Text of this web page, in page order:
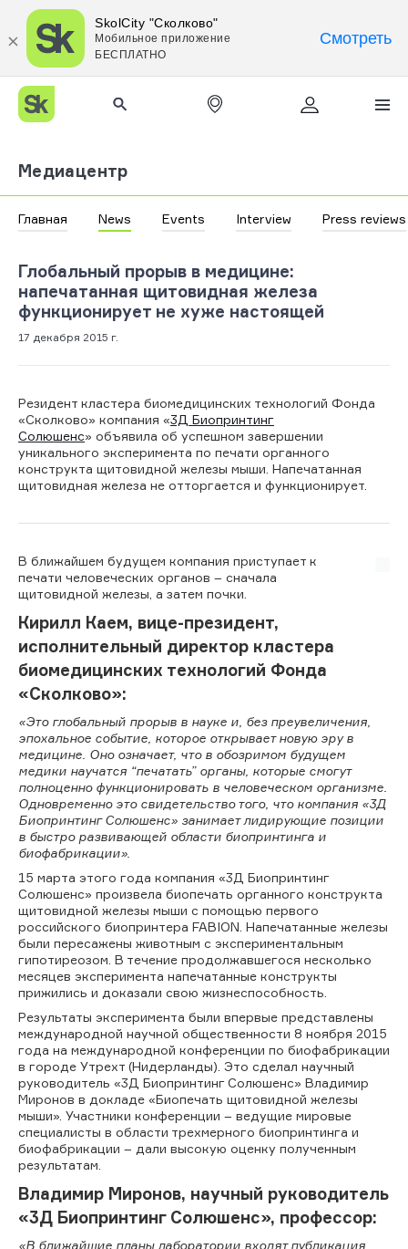
SkolCity "Сколково"
Мобильное приложение
БЕСПЛАТНО
Смотреть
Медиацентр
Главная News Events Interview Press reviews
Глобальный прорыв в медицине:
напечатанная щитовидная железа
функционирует не хуже настоящей
17 декабря 2015 г.
Резидент кластера биомедицинских технологий Фонда
«Сколково» компания «3Д Биопринтинг
Солюшенс» объявила об успешном завершении
уникального эксперимента по печати органного
конструкта щитовидной железы мыши. Напечатанная
щитовидная железа не отторгается и функционирует.
В ближайшем будущем компания приступает к
печати человеческих органов – сначала
щитовидной железы, а затем почки.
Кирилл Каем, вице-президент,
исполнительный директор кластера
биомедицинских технологий Фонда
«Сколково»:
«Это глобальный прорыв в науке и, без преувеличения,
эпохальное событие, которое открывает новую эру в
медицине. Оно означает, что в обозримом будущем
медики научатся “печатать” органы, которые смогут
полноценно функционировать в человеческом организме.
Одновременно это свидетельство того, что компания «3Д
Биопринтинг Солюшенс» занимает лидирующие позиции
в быстро развивающей области биопринтинга и
биофабрикации».
15 марта этого года компания «3Д Биопринтинг
Солюшенс» произвела биопечать органного конструкта
щитовидной железы мыши с помощью первого
российского биопринтера FABION. Напечатанные железы
были пересажены животным с экспериментальным
гипотиреозом. В течение продолжавшегося несколько
месяцев эксперимента напечатанные конструкты
прижились и доказали свою жизнеспособность.
Результаты эксперимента были впервые представлены
международной научной общественности 8 ноября 2015
года на международной конференции по биофабрикации
в городе Утрехт (Нидерланды). Это сделал научный
руководитель «3Д Биопринтинг Солюшенс» Владимир
Миронов в докладе «Биопечать щитовидной железы
мыши». Участники конференции – ведущие мировые
специалисты в области трехмерного биопринтинга и
биофабрикации – дали высокую оценку полученным
результатам.
Владимир Миронов, научный руководитель
«3Д Биопринтинг Солюшенс», профессор:
«В ближайшие планы лаборатории входят публикация